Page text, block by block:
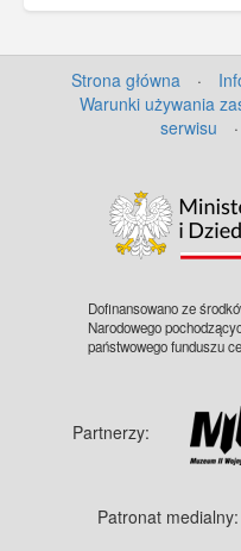
Strona główna ·
Warunki używania
serwisu
·
Dofinansowano ze
Narodowego
państwowego funduszu
Partnerzy:
Patronat medialny: